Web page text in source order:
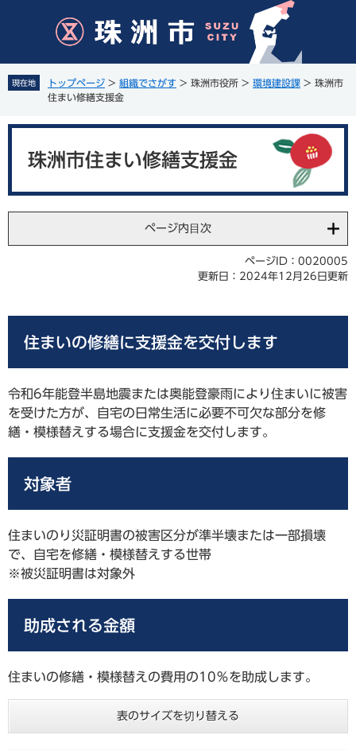
先
頭
す
を
飛
し
現在地 トップページ > 組織でさがす > 珠洲市役所 > 環境建設課 > 珠洲市
住まい修繕支援金
珠洲市住まい修繕支援金
ページ内目次
ページID：0020005
更新日：2024年12月26日更新
住まいの修繕に支援金を交付します
令和6年能登半島地震または奥能登豪雨により住まいに被害
を受けた方が、自宅の日常生活に必要不可欠な部分を修
繕・模様替えする場合に支援金を交付します。
対象者
住まいのり災証明書の被害区分が準半壊または一部損壊
で、自宅を修繕・模様替えする世帯
※被災証明書は対象外
助成される金額
住まいの修繕・模様替えの費用の10％を助成します。
表のサイズを切り替える